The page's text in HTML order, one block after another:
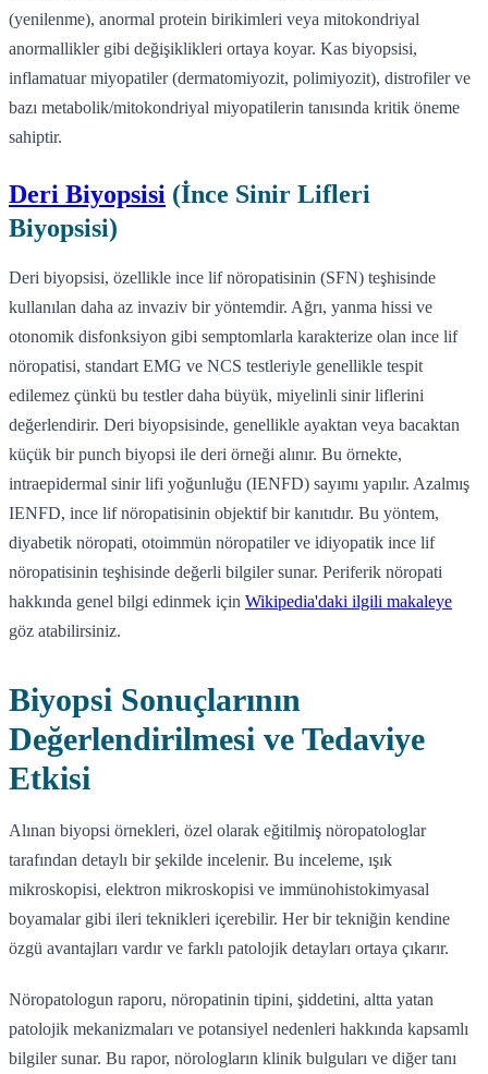
(yenilenme), anormal protein birikimleri veya mitokondriyal
anormallikler gibi değişiklikleri ortaya koyar. Kas biyopsisi,
inflamatuar miyopatiler (dermatomiyozit, polimiyozit), distrofiler ve
bazı metabolik/mitokondriyal miyopatilerin tanısında kritik öneme
sahiptir.
Deri Biyopsisi (İnce Sinir Lifleri
Biyopsisi)
Deri biyopsisi, özellikle ince lif nöropatisinin (SFN) teşhisinde
kullanılan daha az invaziv bir yöntemdir. Ağrı, yanma hissi ve
otonomik disfonksiyon gibi semptomlarla karakterize olan ince lif
nöropatisi, standart EMG ve NCS testleriyle genellikle tespit
edilemez çünkü bu testler daha büyük, miyelinli sinir liflerini
değerlendirir. Deri biyopsisinde, genellikle ayaktan veya bacaktan
küçük bir punch biyopsi ile deri örneği alınır. Bu örnekte,
intraepidermal sinir lifi yoğunluğu (IENFD) sayımı yapılır. Azalmış
IENFD, ince lif nöropatisinin objektif bir kanıtıdır. Bu yöntem,
diyabetik nöropati, otoimmün nöropatiler ve idiyopatik ince lif
nöropatisinin teşhisinde değerli bilgiler sunar. Periferik nöropati
hakkında genel bilgi edinmek için Wikipedia'daki ilgili makaleye
göz atabilirsiniz.
Biyopsi Sonuçlarının
Değerlendirilmesi ve Tedaviye
Etkisi
Alınan biyopsi örnekleri, özel olarak eğitilmiş nöropatologlar
tarafından detaylı bir şekilde incelenir. Bu inceleme, ışık
mikroskopisi, elektron mikroskopisi ve immünohistokimyasal
boyamalar gibi ileri teknikleri içerebilir. Her bir tekniğin kendine
özgü avantajları vardır ve farklı patolojik detayları ortaya çıkarır.
Nöropatologun raporu, nöropatinin tipini, şiddetini, altta yatan
patolojik mekanizmaları ve potansiyel nedenleri hakkında kapsamlı
bilgiler sunar. Bu rapor, nörologların klinik bulguları ve diğer tanı